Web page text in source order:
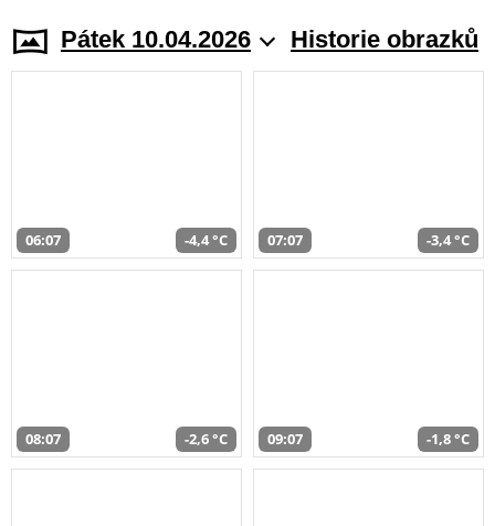
Pátek 10.04.2026 Historie obrazků
06:07 -4,4 °C 07:07 -3,4 °C
08:07 -2,6 °C 09:07 -1,8 °C